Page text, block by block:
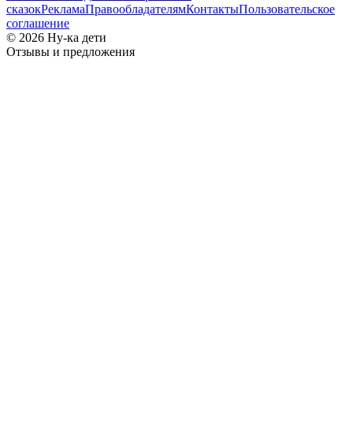
сказокРекламаПравообладателямКонтактыПользовательское
соглашение
© 2026 Ну-ка дети
Отзывы и предложения